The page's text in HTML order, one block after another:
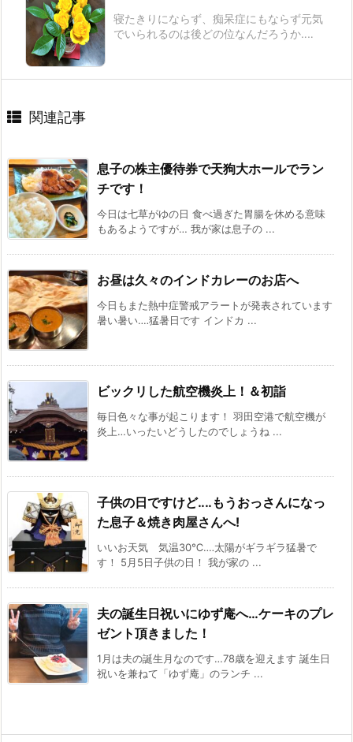
寝たきりにならず、痴呆症にもならず元気
でいられるのは後どの位なんだろうか‥‥
関連記事
息子の株主優待券で天狗大ホールでラン
チです！
今日は七草がゆの日 食べ過ぎた胃腸を休める意味
もあるようですが… 我が家は息子の ...
お昼は久々のインドカレーのお店へ
今日もまた熱中症警戒アラートが発表されています
暑い暑い‥‥猛暑日です インドカ ...
ビックリした航空機炎上！＆初詣
毎日色々な事が起こります！ 羽田空港で航空機が
炎上…いったいどうしたのでしょうね ...
子供の日ですけど‥‥もうおっさんになっ
た息子＆焼き肉屋さんへ!
いいお天気 気温30℃‥‥太陽がギラギラ猛暑で
す！ 5月5日子供の日！ 我が家の ...
夫の誕生日祝いにゆず庵へ…ケーキのプレ
ゼント頂きました！
1月は夫の誕生月なのです…78歳を迎えます 誕生日
祝いを兼ねて「ゆず庵」のランチ ...